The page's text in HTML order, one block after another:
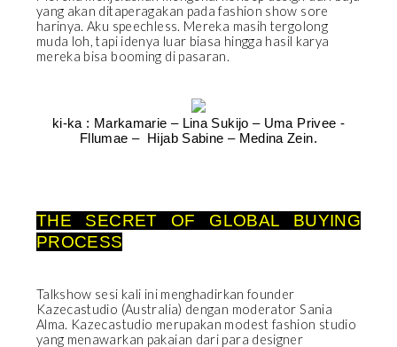
yang akan ditaperagakan pada fashion show sore
harinya. Aku speechless. Mereka masih tergolong
muda loh, tapi idenya luar biasa hingga hasil karya
mereka bisa booming di pasaran.
ki-ka : Markamarie – Lina Sukijo – Uma Privee -
Fllumae – Hijab Sabine – Medina Zein.
THE SECRET OF GLOBAL BUYING
PROCESS
Talkshow sesi kali ini menghadirkan founder
Kazecastudio (Australia) dengan moderator Sania
Alma. Kazecastudio merupakan modest fashion studio
yang menawarkan pakaian dari para designer